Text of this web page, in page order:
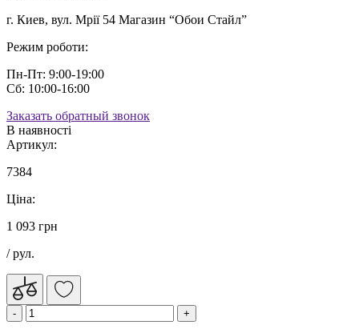
г. Киев, вул. Мрії 54 Магазин “Обои Стайл”
Режим роботи:
Пн-Пт: 9:00-19:00
Сб: 10:00-16:00
Заказать обратный звонок
В наявності
Артикул:
7384
Ціна:
1 093 грн
/ рул.